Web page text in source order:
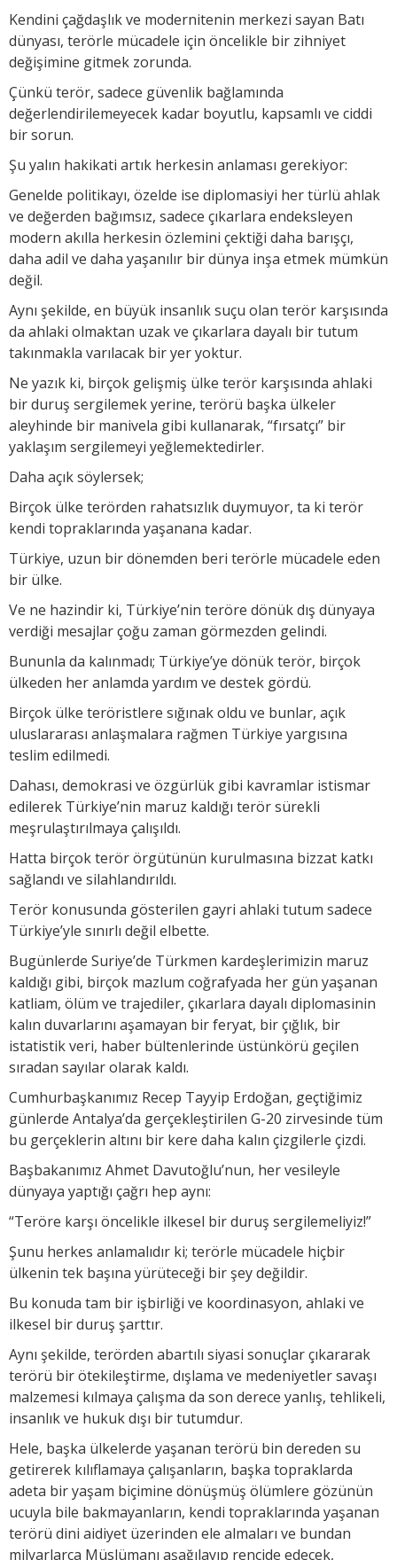
Kendini çağdaşlık ve modernitenin merkezi sayan Batı
dünyası, terörle mücadele için öncelikle bir zihniyet
değişimine gitmek zorunda.
Çünkü terör, sadece güvenlik bağlamında
değerlendirilemeyecek kadar boyutlu, kapsamlı ve ciddi
bir sorun.
Şu yalın hakikati artık herkesin anlaması gerekiyor:
Genelde politikayı, özelde ise diplomasiyi her türlü ahlak
ve değerden bağımsız, sadece çıkarlara endeksleyen
modern akılla herkesin özlemini çektiği daha barışçı,
daha adil ve daha yaşanılır bir dünya inşa etmek mümkün
değil.
Aynı şekilde, en büyük insanlık suçu olan terör karşısında
da ahlaki olmaktan uzak ve çıkarlara dayalı bir tutum
takınmakla varılacak bir yer yoktur.
Ne yazık ki, birçok gelişmiş ülke terör karşısında ahlaki
bir duruş sergilemek yerine, terörü başka ülkeler
aleyhinde bir manivela gibi kullanarak, “fırsatçı” bir
yaklaşım sergilemeyi yeğlemektedirler.
Daha açık söylersek;
Birçok ülke terörden rahatsızlık duymuyor, ta ki terör
kendi topraklarında yaşanana kadar.
Türkiye, uzun bir dönemden beri terörle mücadele eden
bir ülke.
Ve ne hazindir ki, Türkiye’nin teröre dönük dış dünyaya
verdiği mesajlar çoğu zaman görmezden gelindi.
Bununla da kalınmadı; Türkiye’ye dönük terör, birçok
ülkeden her anlamda yardım ve destek gördü.
Birçok ülke teröristlere sığınak oldu ve bunlar, açık
uluslararası anlaşmalara rağmen Türkiye yargısına
teslim edilmedi.
Dahası, demokrasi ve özgürlük gibi kavramlar istismar
edilerek Türkiye’nin maruz kaldığı terör sürekli
meşrulaştırılmaya çalışıldı.
Hatta birçok terör örgütünün kurulmasına bizzat katkı
sağlandı ve silahlandırıldı.
Terör konusunda gösterilen gayri ahlaki tutum sadece
Türkiye’yle sınırlı değil elbette.
Bugünlerde Suriye’de Türkmen kardeşlerimizin maruz
kaldığı gibi, birçok mazlum coğrafyada her gün yaşanan
katliam, ölüm ve trajediler, çıkarlara dayalı diplomasinin
kalın duvarlarını aşamayan bir feryat, bir çığlık, bir
istatistik veri, haber bültenlerinde üstünkörü geçilen
sıradan sayılar olarak kaldı.
Cumhurbaşkanımız Recep Tayyip Erdoğan, geçtiğimiz
günlerde Antalya’da gerçekleştirilen G-20 zirvesinde tüm
bu gerçeklerin altını bir kere daha kalın çizgilerle çizdi.
Başbakanımız Ahmet Davutoğlu’nun, her vesileyle
dünyaya yaptığı çağrı hep aynı:
“Teröre karşı öncelikle ilkesel bir duruş sergilemeliyiz!”
Şunu herkes anlamalıdır ki; terörle mücadele hiçbir
ülkenin tek başına yürüteceği bir şey değildir.
Bu konuda tam bir işbirliği ve koordinasyon, ahlaki ve
ilkesel bir duruş şarttır.
Aynı şekilde, terörden abartılı siyasi sonuçlar çıkararak
terörü bir ötekileştirme, dışlama ve medeniyetler savaşı
malzemesi kılmaya çalışma da son derece yanlış, tehlikeli,
insanlık ve hukuk dışı bir tutumdur.
Hele, başka ülkelerde yaşanan terörü bin dereden su
getirerek kılıflamaya çalışanların, başka topraklarda
adeta bir yaşam biçimine dönüşmüş ölümlere gözünün
ucuyla bile bakmayanların, kendi topraklarında yaşanan
terörü dini aidiyet üzerinden ele almaları ve bundan
milyarlarca Müslümanı aşağılayıp rencide edecek,